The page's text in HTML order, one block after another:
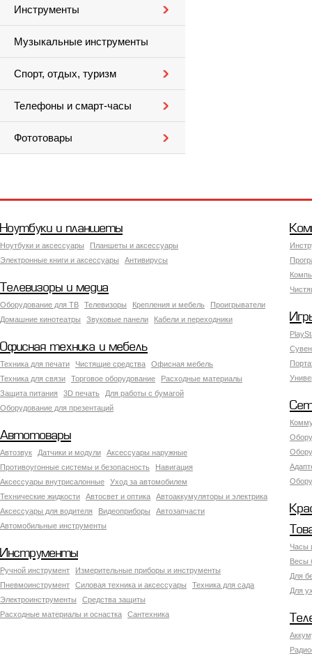
Инструменты
Музыкальные инструменты
Спорт, отдых, туризм
Телефоны и смарт-часы
Фототовары
Ноутбуки и планшеты
Ноутбуки и аксессуары
Планшеты и аксессуары
Электронные книги и аксессуары
Антивирусы
Телевизоры и медиа
Оборудование для ТВ Телевизоры Крепления и мебель
Проигрыватели
Домашние кинотеатры
Звуковые панели Кабели и переходники
Офисная техника и мебель
Техника для печати Чистящие средства
Офисная мебель
Техника для связи
Торговое оборудование
Расходные материалы
Защита питания
3D печать
Для работы с бумагой
Оборудование для презентаций
Автотовары
Автозвук Датчики и модули
Аксессуары наружные
Противоугонные системы и безопасность
Навигация
Аксесcуары внутрисалонные
Уход за автомобилем
Технические жидкости
Автосвет и оптика
Автоаккумуляторы и электрика
Аксессуары для водителя
Видеоприборы
Автозапчасти
Автомобильные инструменты
Часы
Весы
Для
Для
Инструменты
Ручной инструмент
Измерительные приборы и инструменты
Пневмоинструмент
Силовая техника и аксессуары
Техника для сада
Электроинструменты
Средства защиты
Расходные материалы и оснастка
Сантехника